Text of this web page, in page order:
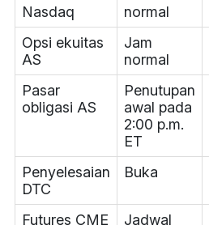
Nasdaq
normal
Opsi ekuitas
AS
Jam
normal
Pasar
obligasi AS
Penutupan
awal pada
2:00 p.m.
ET
Penyelesaian
DTC
Buka
Futures CME
Jadwal